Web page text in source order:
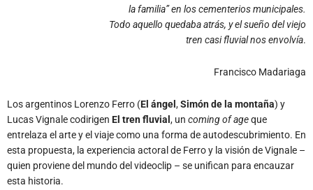
la familia” en los cementerios municipales.
Todo aquello quedaba atrás, y el sueño del viejo
tren casi fluvial nos envolvía.
Francisco Madariaga
Los argentinos Lorenzo Ferro (El ángel ,Simón de la montaña) y
Lucas Vignale codirigen El tren fluvial , un coming of ageque
entrelaza el arte y el viaje como una forma de autodescubrimiento. En
esta propuesta, la experiencia actoral de Ferro y la visión de Vignale –
quien proviene del mundo del videoclip – se unifican para encauzar
esta historia.